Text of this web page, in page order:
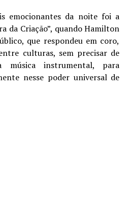
emocionantes da noite foi a
da Criação”, quando Hamilton
que respondeu em coro,
culturas, sem precisar de
instrumental, para
nesse poder universal de